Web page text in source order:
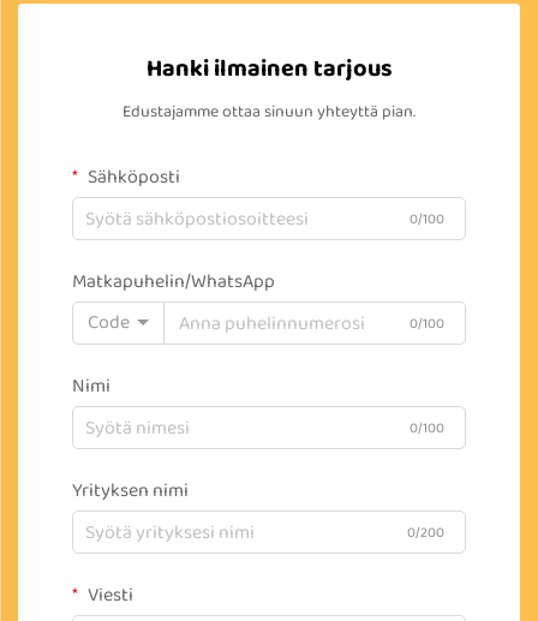
Hanki ilmainen tarjous
Edustajamme ottaa sinuun yhteyttä pian.
Sähköposti
0/100
Matkapuhelin/WhatsApp
Code
0/100
Nimi
0/100
Yrityksen nimi
0/200
Viesti